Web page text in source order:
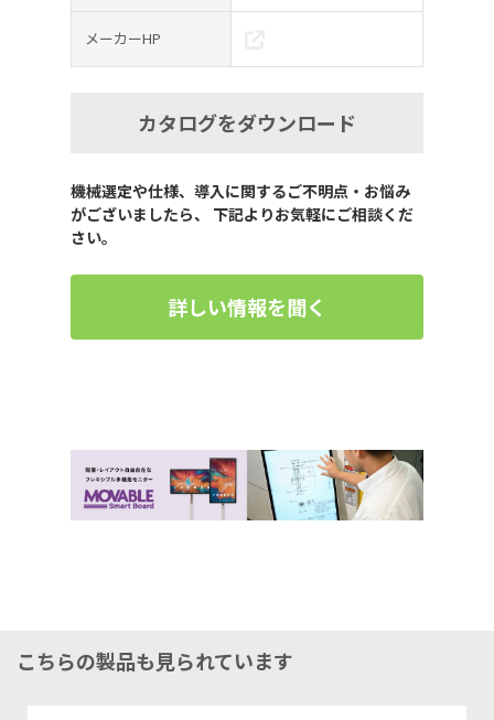
メーカーHP
カタログをダウンロード
機械選定や仕様、導入に関するご不明点・お悩み
がございましたら、 下記よりお気軽にご相談くだ
さい。
詳しい情報を聞く
こちらの製品も見られています